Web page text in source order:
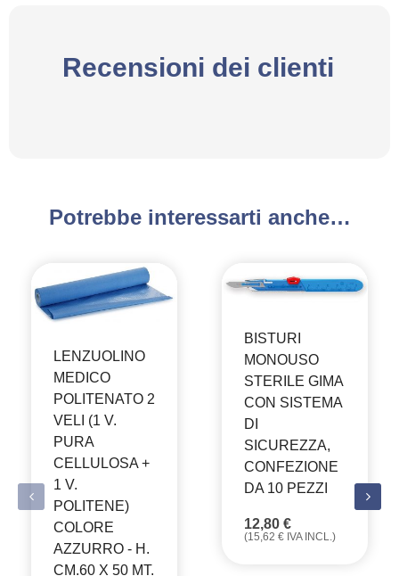
Recensioni dei clienti
Potrebbe interessarti anche…
LENZUOLINO
MEDICO
POLITENATO 2
VELI (1 V.
PURA
CELLULOSA +
1 V.
POLITENE)
COLORE
AZZURRO - H.
CM.60 X 50 MT.
BISTURI
MONOUSO
STERILE GIMA
CON SISTEMA
DI
SICUREZZA,
CONFEZIONE
DA 10 PEZZI
12,80 €
(15,62 € IVA INCL.)